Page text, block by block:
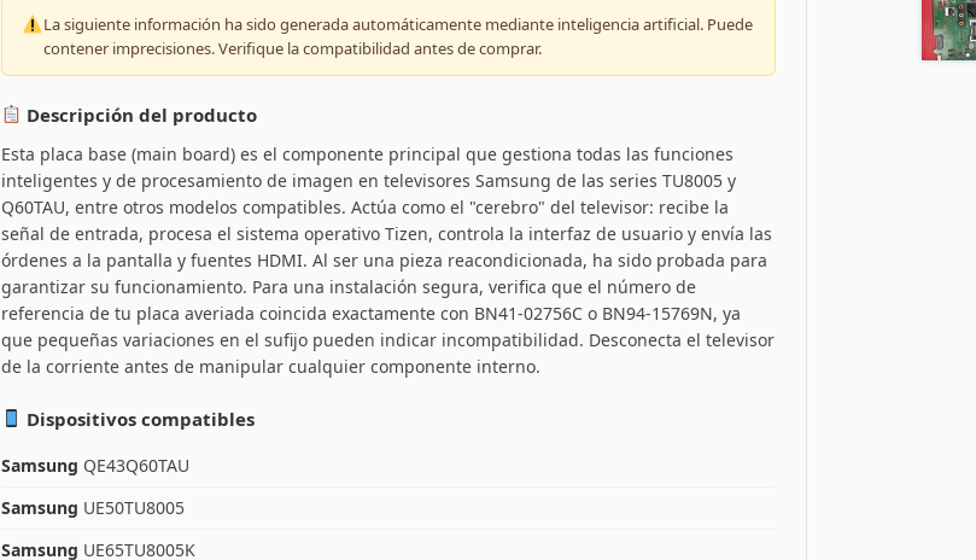
La siguiente información ha sido generada automáticamente mediante inteligencia artificial. Puede
contener imprecisiones. Verifique la compatibilidad antes de comprar.
Descripción del producto
Esta placa base (main board) es el componente principal que gestiona todas las funciones
inteligentes y de procesamiento de imagen en televisores Samsung de las series TU8005 y
Q60TAU, entre otros modelos compatibles. Actúa como el "cerebro" del televisor: recibe la
señal de entrada, procesa el sistema operativo Tizen, controla la interfaz de usuario y envía las
órdenes a la pantalla y fuentes HDMI. Al ser una pieza reacondicionada, ha sido probada para
garantizar su funcionamiento. Para una instalación segura, verifica que el número de
referencia de tu placa averiada coincida exactamente con BN41-02756C o BN94-15769N, ya
que pequeñas variaciones en el sufijo pueden indicar incompatibilidad. Desconecta el televisor
de la corriente antes de manipular cualquier componente interno.
Dispositivos compatibles
Samsung QE43Q60TAU
Samsung UE50TU8005
Samsung UE65TU8005K